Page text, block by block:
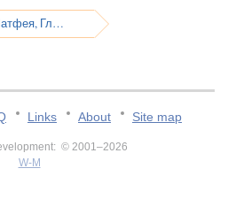
Евангелие от Матфея, Глава 27
Links About Site map
© 2001–2026
W-M